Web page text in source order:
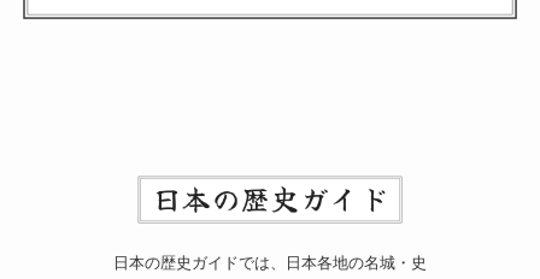
日本の歴史ガイドでは、日本各地の名城・史